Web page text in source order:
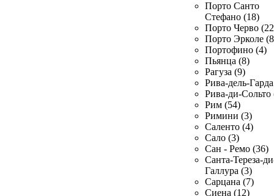
Порто Санто
Стефано (18)
Порто Черво
Порто Эрколе
Портофино (4)
Пьянца (8)
Рагуза (9)
Рива-дель-
Рива-ди-Сольто
Рим (54)
Римини (3)
Саленто (4)
Сало (3)
Сан - Ремо (36)
Санта-Тереза-
Галлура (3)
Сарцана (7)
Сиена (12)